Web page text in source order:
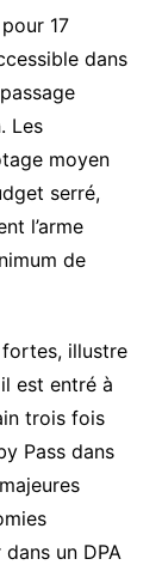
17
dans
Les
moyen
serré,
l’arme
de
fortes, illustre
est entré à
trois fois
Pass dans
un DPA